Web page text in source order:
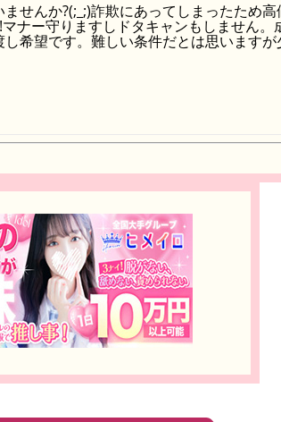
せんか?(;_;)詐欺にあってしまったため
ナー守りますしドタキャンもしません
希望です。難しい条件だとは思います